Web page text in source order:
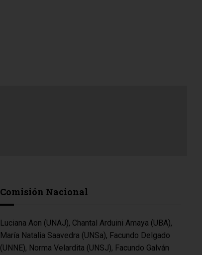
Comisión Nacional
Luciana Aon (UNAJ), Chantal Arduini Amaya (UBA),
María Natalia Saavedra (UNSa), Facundo Delgado
(UNNE), Norma Velardita (UNSJ), Facundo Galván